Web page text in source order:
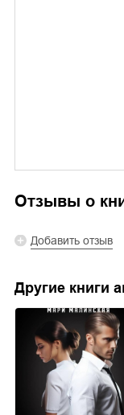
Отзывы о
Добавить отзыв
Другие книги